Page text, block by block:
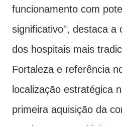
funcionamento com
significativo", destaca a
dos hospitais mais
Fortaleza e referência
localização estratégica
primeira aquisição da